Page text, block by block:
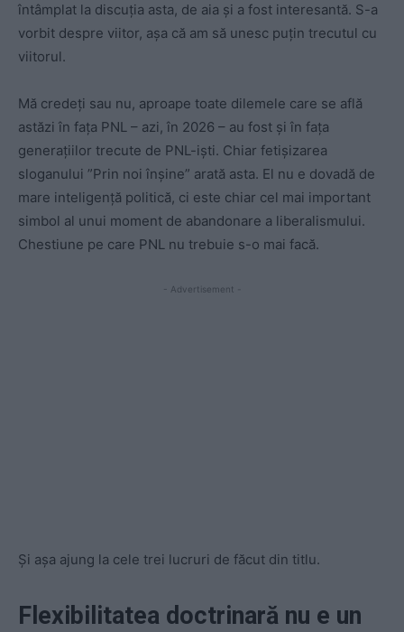
întâmplat la discuția asta, de aia și a fost interesantă. S-a
vorbit despre viitor, așa că am să unesc puțin trecutul cu
viitorul.
Mă credeți sau nu, aproape toate dilemele care se află
astăzi în fața PNL – azi, în 2026 – au fost și în fața
generațiilor trecute de PNL-iști. Chiar fetișizarea
sloganului ”Prin noi înșine” arată asta. El nu e dovadă de
mare inteligență politică, ci este chiar cel mai important
simbol al unui moment de abandonare a liberalismului.
Chestiune pe care PNL nu trebuie s-o mai facă.
- Advertisement -
Și așa ajung la cele trei lucruri de făcut din titlu.
Flexibilitatea doctrinară nu e un